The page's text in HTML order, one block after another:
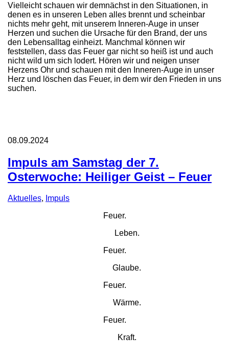
Vielleicht schauen wir demnächst in den Situationen, in
denen es in unseren Leben alles brennt und scheinbar
nichts mehr geht, mit unserem Inneren-Auge in unser
Herzen und suchen die Ursache für den Brand, der uns
den Lebensalltag einheizt. Manchmal können wir
feststellen, dass das Feuer gar nicht so heiß ist und auch
nicht wild um sich lodert. Hören wir und neigen unser
Herzens Ohr und schauen mit den Inneren-Auge in unser
Herz und löschen das Feuer, in dem wir den Frieden in uns
suchen.
08.09.2024
Impuls am Samstag der 7.
Osterwoche: Heiliger Geist – Feuer
Aktuelles, Impuls
Feuer.
Leben.
Feuer.
Glaube.
Feuer.
Wärme.
Feuer.
Kraft.